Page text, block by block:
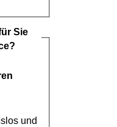
Sie
und